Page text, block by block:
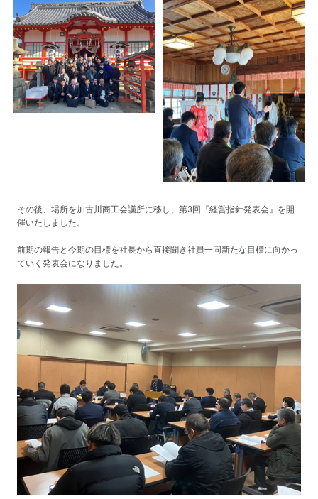
その後、場所を加古川商工会議所に移し、第3回『経営指針発表会』を開
催いたしました。
前期の報告と今期の目標を社長から直接聞き社員一同新たな目標に向かっ
ていく発表会になりました。